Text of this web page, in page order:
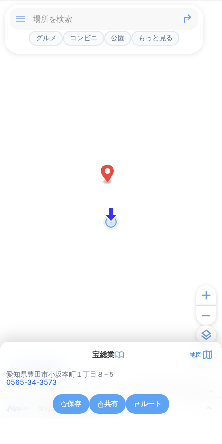
グルメ コンビニ 公園 もっと見る
宝総業 地図
愛知県豊田市小坂本町１丁目８−５
0565-34-3573
保存 共有 ルート
愛知県豊田市下市場町２丁目
アプリで見る